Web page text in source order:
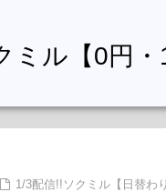
ミル【0円
1/3配信!!ソクミル【日替わ